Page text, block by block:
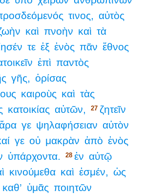
τινος, αὐτὸς
καὶ πνοὴν καὶ τὰ
τε ἐξ ἑνὸς πᾶν ἔθνος
ἐπὶ παντὸς
γῆς, ὁρίσας
καιροὺς καὶ τὰς
κατοικίας αὐτῶν, 27 ζητεῖν
γε ψηλαφήσειαν αὐτὸν
γε οὐ μακρὰν ἀπὸ ἑνὸς
ὑπάρχοντα. 28 ἐν αὐτῷ
κινούμεθα καὶ ἐσμέν, ὡς
καθ’ ὑμᾶς ποιητῶν